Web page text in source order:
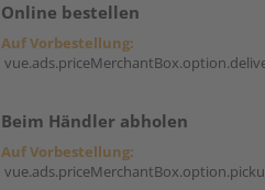
Online bestellen
Auf Vorbestellung:
Beim Händler abholen
Auf Vorbestellung: